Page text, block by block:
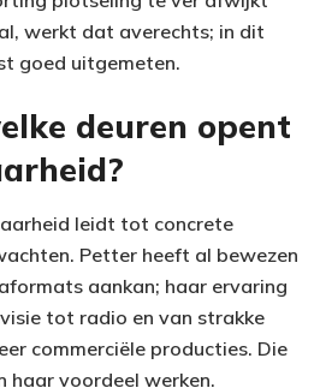
werkt dat averechts; in dit
goed uitgemeten.
deuren opent
leidt tot concrete
Petter heeft al bewezen
aankan; haar ervaring
tot radio en van strakke
commerciële producties. Die
haar voordeel werken.